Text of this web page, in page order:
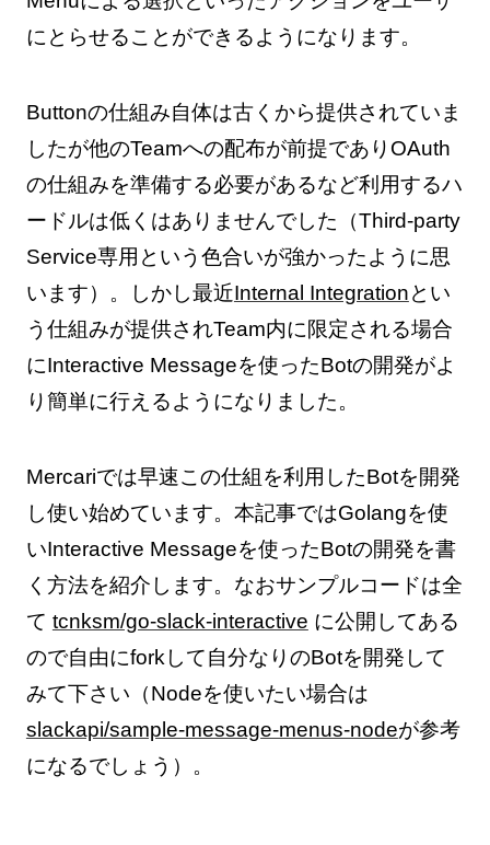
にとらせることができるようになります。
Buttonの仕組み自体は古くから提供されていま
したが他のTeamへの配布が前提でありOAuth
の仕組みを準備する必要があるなど利用するハ
ードルは低くはありませんでした（Third-party
Service専用という色合いが強かったように思
います）。しかし最近Internal Integrationとい
う仕組みが提供されTeam内に限定される場合
にInteractive Messageを使ったBotの開発がよ
り簡単に行えるようになりました。
Mercariでは早速この仕組を利用したBotを開発
し使い始めています。本記事ではGolangを使
いInteractive Messageを使ったBotの開発を書
く方法を紹介します。なおサンプルコードは全
て tcnksm/go-slack-interactive に公開してある
ので自由にforkして自分なりのBotを開発して
みて下さい（Nodeを使いたい場合は
slackapi/sample-message-menus-nodeが参考
になるでしょう）。